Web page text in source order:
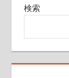
ー
ョ
ン
検索